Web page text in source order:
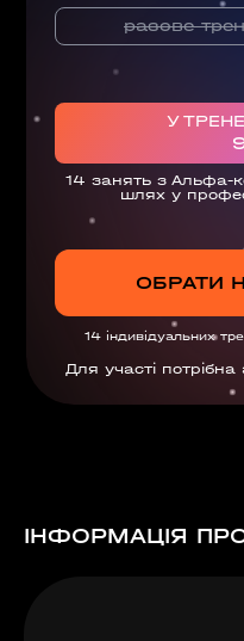
разове
У
14 занять з Альфа-
шлях у
ОБРАТИ
14 індивідуальних
Для участі
ІНФОРМАЦІЯ